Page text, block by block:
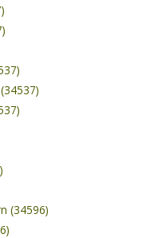
(34596)